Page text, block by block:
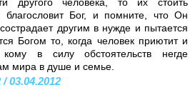
благословит Бог, и помните, что Он
другим в нужде и пытается
Богом то, когда человек приютит и
кому в силу обстоятельств негде
мира в душе и семье.
03.04.2012